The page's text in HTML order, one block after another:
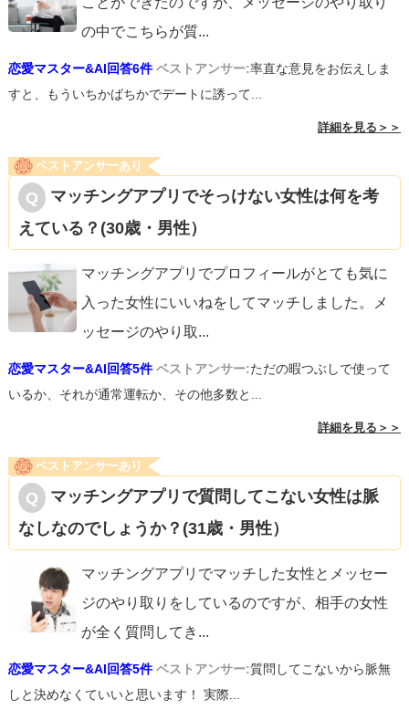
の中でこちらが質...
恋愛マスター&AI回答6件 ベストアンサー:率直な意見をお伝えしま
すと、もういちかばちかでデートに誘って...
詳細を見る＞＞
ベストアンサーあり
マッチングアプリでそっけない女性は何を考
えている？(30歳・男性）
マッチングアプリでプロフィールがとても気に
入った女性にいいねをしてマッチしました。メ
ッセージのやり取...
恋愛マスター&AI回答5件 ベストアンサー:ただの暇つぶしで使って
いるか、それが通常運転か、その他多数と...
詳細を見る＞＞
ベストアンサーあり
マッチングアプリで質問してこない女性は脈
なしなのでしょうか？(31歳・男性）
マッチングアプリでマッチした女性とメッセー
ジのやり取りをしているのですが、相手の女性
が全く質問してき ...
恋愛マスター&AI回答5件 ベストアンサー:質問してこないから脈無
しと決めなくていいと思います！ 実際...